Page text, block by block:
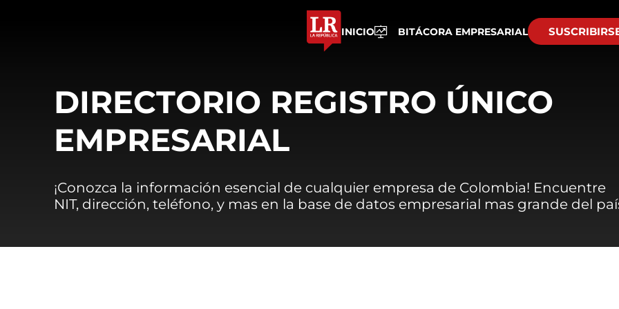
INICIO BITÁCORA EMPRESARIAL
DIRECTORIO REGISTRO ÚNICO
EMPRESARIAL
¡Conozca la información esencial de cualquier empresa de Colombia! Encuentre
NIT, dirección, teléfono, y mas en la base de datos empresarial mas grande del